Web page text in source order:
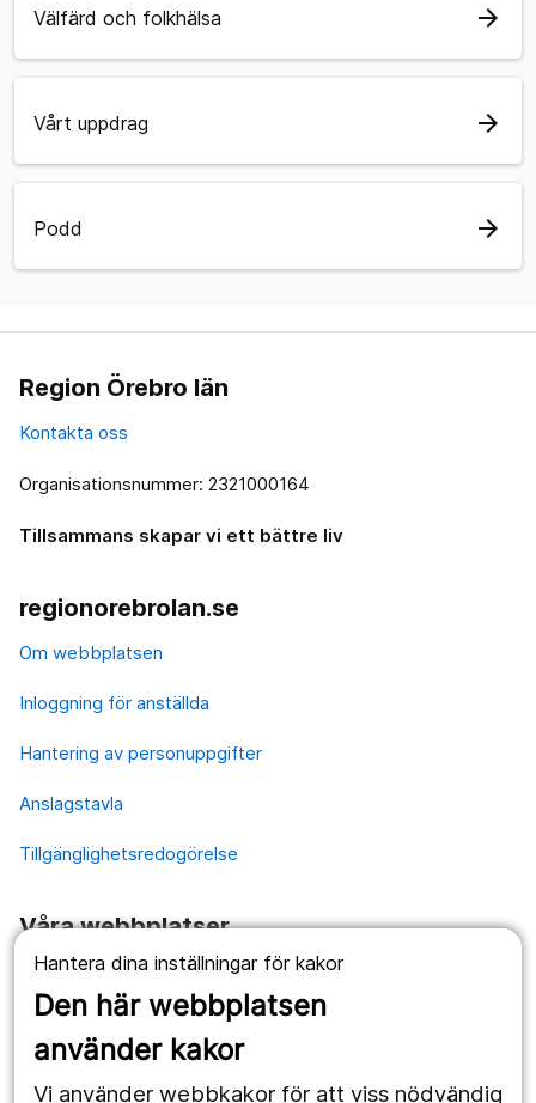
Hantera dina inställningar för kakor
Den här webbplatsen
använder kakor
Vi använder webbkakor för att viss nödvändig
Välfärd och folkhälsa arrow_forward
Vårt uppdrag arrow_forward
Podd arrow_forward
Region Örebro län
Kontakta oss
Organisationsnummer: 2321000164
Tillsammans skapar vi ett bättre liv
regionorebrolan.se
Om webbplatsen
Inloggning för anställda
Hantering av personuppgifter
Anslagstavla
Tillgänglighetsredogörelse
Våra webbplatser
1177.se
Länstrafiken